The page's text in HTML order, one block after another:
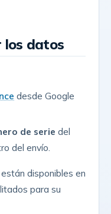
los datos
desde Google
de serie del
del envío.
disponibles en
para su